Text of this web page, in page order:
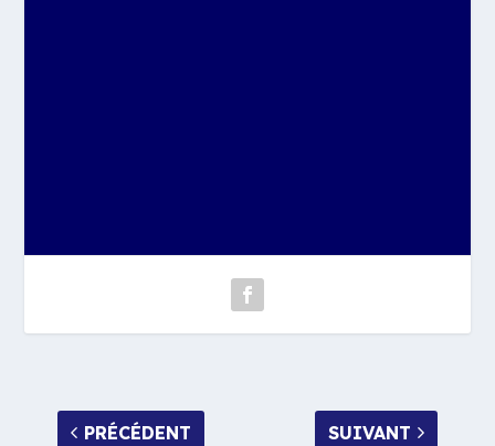
PRÉCÉDENT SUIVANT